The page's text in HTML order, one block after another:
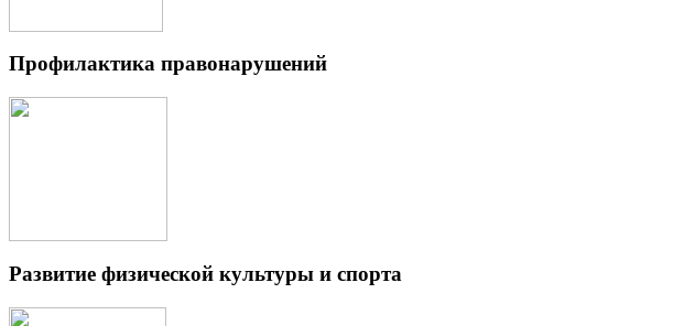
Профилактика правонарушений
Развитие физической культуры и спорта